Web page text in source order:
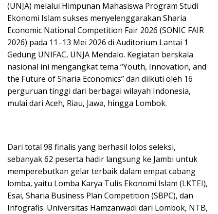
(UNJA) melalui Himpunan Mahasiswa Program Studi
Ekonomi Islam sukses menyelenggarakan Sharia
Economic National Competition Fair 2026 (SONIC FAIR
2026) pada 11–13 Mei 2026 di Auditorium Lantai 1
Gedung UNIFAC, UNJA Mendalo. Kegiatan berskala
nasional ini mengangkat tema “Youth, Innovation, and
the Future of Sharia Economics” dan diikuti oleh 16
perguruan tinggi dari berbagai wilayah Indonesia,
mulai dari Aceh, Riau, Jawa, hingga Lombok.
Dari total 98 finalis yang berhasil lolos seleksi,
sebanyak 62 peserta hadir langsung ke Jambi untuk
memperebutkan gelar terbaik dalam empat cabang
lomba, yaitu Lomba Karya Tulis Ekonomi Islam (LKTEI),
Esai, Sharia Business Plan Competition (SBPC), dan
Infografis. Universitas Hamzanwadi dari Lombok, NTB,